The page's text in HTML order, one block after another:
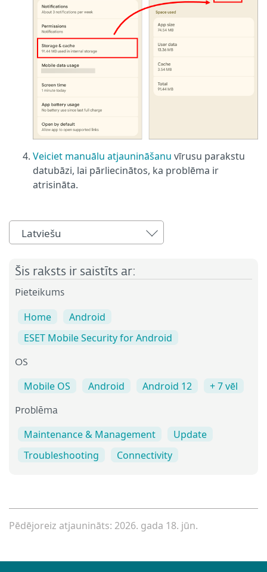
Veiciet manuālu atjaunināšanu vīrusu parakstu
datubāzi, lai pārliecinātos, ka problēma ir
atrisināta.
Latviešu
Šis raksts ir saistīts ar:
Pieteikums
Home
Android
ESET Mobile Security for Android
OS
Mobile OS Android Android 12 + 7 vēl
Problēma
Maintenance & Management
Update
Troubleshooting
Connectivity
Pēdējoreiz atjaunināts: 2026. gada 18. jūn.